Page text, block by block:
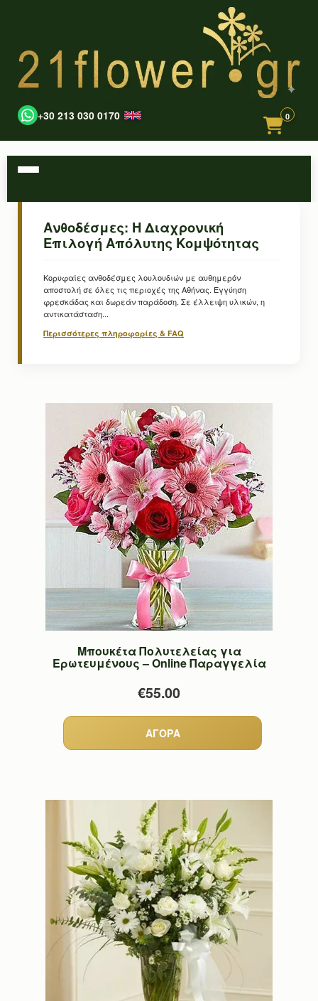
+30 213 030 0170 0
Ανθοδέσμες: Η Διαχρονική
Επιλογή Απόλυτης Κομψότητας
Κορυφαίες ανθοδέσμες λουλουδιών με αυθημερόν
αποστολή σε όλες τις περιοχές της Αθήνας. Εγγύηση
φρεσκάδας και δωρεάν παράδοση. Σε έλλειψη υλικών, η
αντικατάσταση...
Περισσότερες πληροφορίες & FAQ
Μπουκέτα Πολυτελείας για
Ερωτευμένους – Online Παραγγελία
€55.00